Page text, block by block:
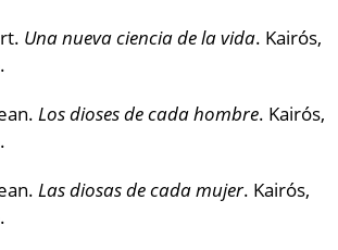
Una nueva ciencia de la vida. Kairós,
Los dioses de cada hombre. Kairós,
Las diosas de cada mujer. Kairós,